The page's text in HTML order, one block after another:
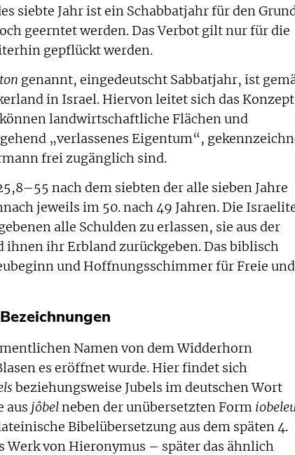
siebte Jahr ist ein Schabbatjahr für den
geerntet werden. Das Verbot gilt nur für die
gepflückt werden.
genannt, eingedeutscht Sabbatjahr, ist
in Israel. Hiervon leitet sich das Konzept
können landwirtschaftliche Flächen und
„verlassenes Eigentum“,
frei zugänglich sind.
nach dem siebten der alle sieben Jahre
jeweils im 50. nach 49 Jahren. Die
alle Schulden zu erlassen, sie aus der
ihnen ihr Erbland zurückgeben. Das biblisch
und Hoffnungsschimmer für Freie und
Namen von dem Widderhorn
es eröffnet wurde. Hier findet sich
beziehungsweise Jubels im deutschen Wort
aus jôbelneben der unübersetzten Form
Bibelübersetzung aus dem späten 4.
Werk von Hieronymus – später das ähnlich